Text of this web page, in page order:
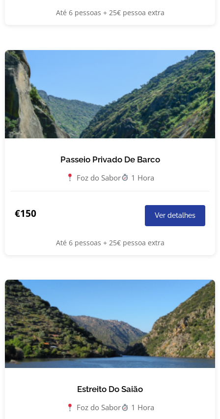
Até 6 pessoas + 25€ pessoa extra
Passeio Privado De Barco
Foz do Sabor
1 Hora
€150 Ver detalhes
Até 6 pessoas + 25€ pessoa extra
Estreito Do Saião
Foz do Sabor
1 Hora